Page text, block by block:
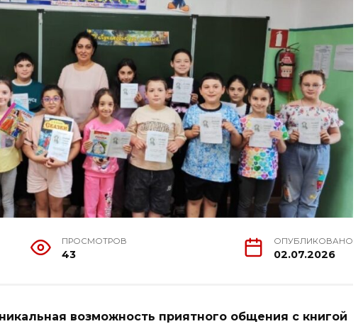
ПРОСМОТРОВ
43
ОПУБЛИКОВАНО
02.07.2026
возможность приятного общения с книгой